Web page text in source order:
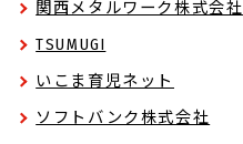
関西メタルワーク株式会社
TSUMUGI
いこま育児ネット
ソフトバンク株式会社